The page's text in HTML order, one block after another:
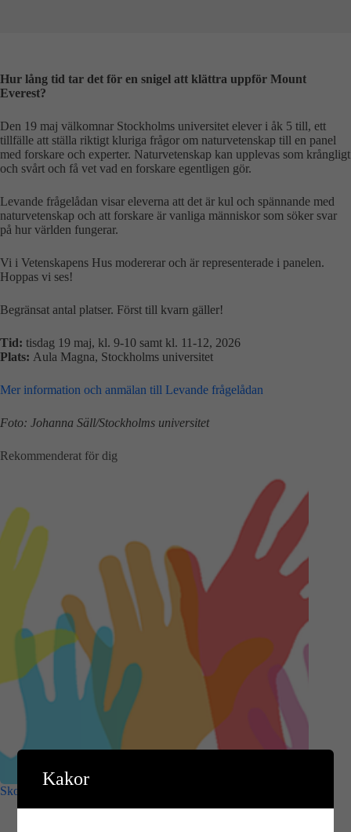
Hur lång tid tar det för en snigel att klättra uppför Mount
Everest?
Den 19 maj välkomnar Stockholms universitet elever i åk 5 till, ett
tillfälle att ställa riktigt kluriga frågor om naturvetenskap till en panel
med forskare och experter. Naturvetenskap kan upplevas som krångligt
och svårt och få vet vad en forskare egentligen gör.
Levande frågelådan visar eleverna att det är kul och spännande med
naturvetenskap och att forskare är vanliga människor som söker svar
på hur världen fungerar.
Vi i Vetenskapens Hus modererar och är representerade i panelen.
Hoppas vi ses!
Begränsat antal platser. Först till kvarn gäller!
Tid: tisdag 19 maj, kl. 9-10 samt kl. 11-12, 2026
Plats: Aula Magna, Stockholms universitet
Mer information och anmälan till Levande frågelådan
Foto: Johanna Säll/Stockholms universitet
Rekommenderat för dig
Skola + Museum 2027
Kakor